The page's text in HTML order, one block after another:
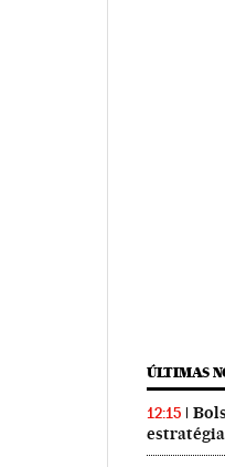
ÚLTIMAS
12:15
estratégia